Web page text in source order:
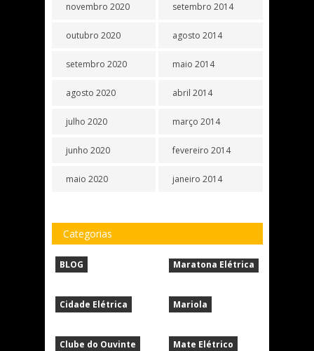
novembro 2020
outubro 2020
setembro 2020
agosto 2020
julho 2020
junho 2020
maio 2020
setembro 2014
agosto 2014
maio 2014
abril 2014
março 2014
fevereiro 2014
janeiro 2014
Categorias
BLOG
Cidade Elétrica
Clube do Ouvinte
Maratona Elétrica
Mariola
Mate Elétrico